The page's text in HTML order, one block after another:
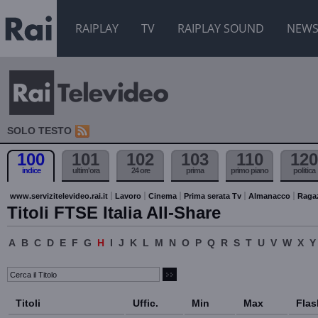
RAIPLAY TV RAIPLAY SOUND NEWS
SOLO TESTO
100
indice
101
ultim'ora
102
24 ore
103
prima
110
primo piano
120
politica
www.servizitelevideo.rai.it Lavoro Cinema Prima serata Tv Almanacco
Titoli FTSE Italia All-Share
A B C D E F G H I J K L M N O P Q R S T U V W X Y
Titoli Uffic. Min Max